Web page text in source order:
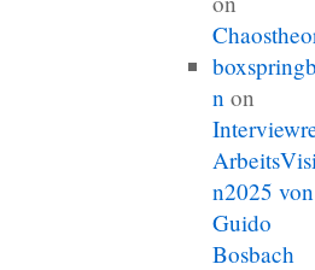
n on
n2025 von
Guido
Bosbach